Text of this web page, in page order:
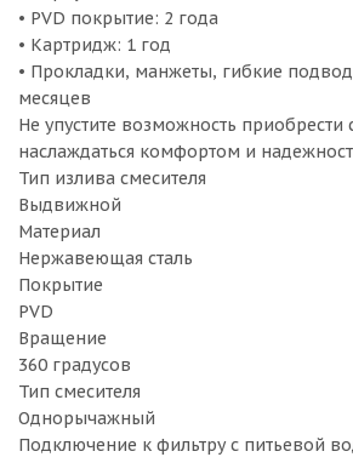
• PVD покрытие: 2 года
• Картридж: 1 год
• Прокладки, манжеты, гибкие
месяцев
Не упустите возможность приобрести
наслаждаться комфортом и
Тип излива смесителя
Выдвижной
Материал
Нержавеющая сталь
Покрытие
PVD
Вращение
360 градусов
Тип смесителя
Однорычажный
Подключение к фильтру с питьевой